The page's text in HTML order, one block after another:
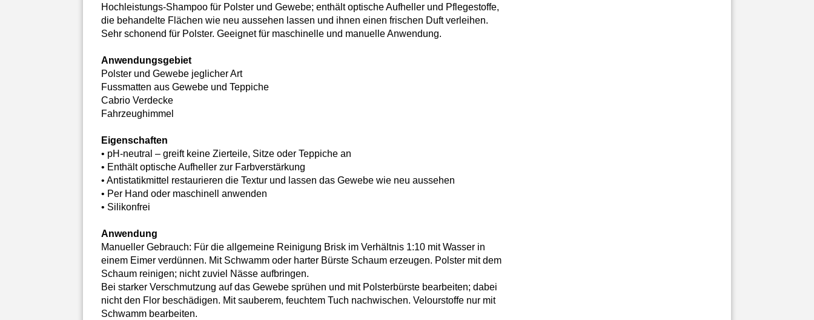
Hochleistungs-Shampoo für Polster und Gewebe; enthält optische Aufheller und Pflegestoffe,
die behandelte Flächen wie neu aussehen lassen und ihnen einen frischen Duft verleihen.
Sehr schonend für Polster. Geeignet für maschinelle und manuelle Anwendung.
Anwendungsgebiet
Polster und Gewebe jeglicher Art
Fussmatten aus Gewebe und Teppiche
Cabrio Verdecke
Fahrzeughimmel
Eigenschaften
• pH-neutral – greift keine Zierteile, Sitze oder Teppiche an
• Enthält optische Aufheller zur Farbverstärkung
• Antistatikmittel restaurieren die Textur und lassen das Gewebe wie neu aussehen
• Per Hand oder maschinell anwenden
• Silikonfrei
Anwendung
Manueller Gebrauch: Für die allgemeine Reinigung Brisk im Verhältnis 1:10 mit Wasser in
einem Eimer verdünnen. Mit Schwamm oder harter Bürste Schaum erzeugen. Polster mit dem
Schaum reinigen; nicht zuviel Nässe aufbringen.
Bei starker Verschmutzung auf das Gewebe sprühen und mit Polsterbürste bearbeiten; dabei
nicht den Flor beschädigen. Mit sauberem, feuchtem Tuch nachwischen. Velourstoffe nur mit
Schwamm bearbeiten.